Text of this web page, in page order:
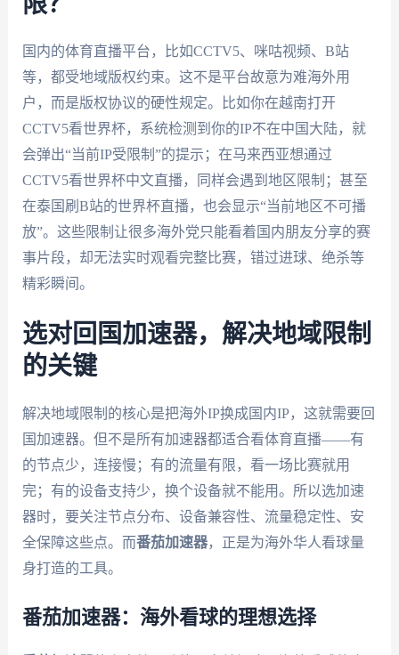
国内的体育直播平台，比如CCTV5、咪咕视频、B站
等，都受地域版权约束。这不是平台故意为难海外用
户，而是版权协议的硬性规定。比如你在越南打开
CCTV5看世界杯，系统检测到你的IP不在中国大陆，就
会弹出“当前IP受限制”的提示；在马来西亚想通过
CCTV5看世界杯中文直播，同样会遇到地区限制；甚至
在泰国刷B站的世界杯直播，也会显示“当前地区不可播
放”。这些限制让很多海外党只能看着国内朋友分享的赛
事片段，却无法实时观看完整比赛，错过进球、绝杀等
精彩瞬间。
选对回国加速器，解决地域限制
的关键
解决地域限制的核心是把海外IP换成国内IP，这就需要回
国加速器。但不是所有加速器都适合看体育直播——有
的节点少，连接慢；有的流量有限，看一场比赛就用
完；有的设备支持少，换个设备就不能用。所以选加速
器时，要关注节点分布、设备兼容性、流量稳定性、安
全保障这些点。而番茄加速器，正是为海外华人看球量
身打造的工具。
番茄加速器：海外看球的理想选择